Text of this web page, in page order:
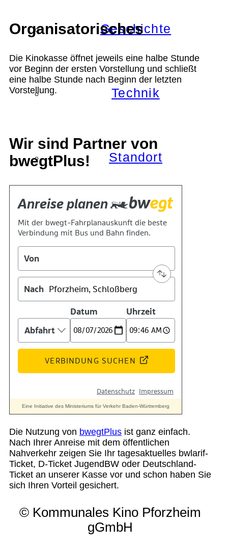
Geschichte
Technik
Standort
Verein
Suche
Menü Menü
Organisatorisches
Die Kinokasse öffnet jeweils eine halbe Stunde
vor Beginn der ersten Vorstellung und schließt
eine halbe Stunde nach Beginn der letzten
Vorstellung.
Wir sind Partner von
bwegtPlus!
Die Nutzung von bwegtPlus ist ganz einfach.
Nach Ihrer Anreise mit dem öffentlichen
Nahverkehr zeigen Sie Ihr tagesaktuelles bwlarif-
Ticket, D-Ticket JugendBW oder Deutschland-
Ticket an unserer Kasse vor und schon haben Sie
sich Ihren Vorteil gesichert.
© Kommunales Kino Pforzheim
gGmbH